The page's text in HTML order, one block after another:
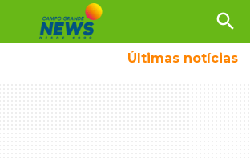
search
Últimas notícias